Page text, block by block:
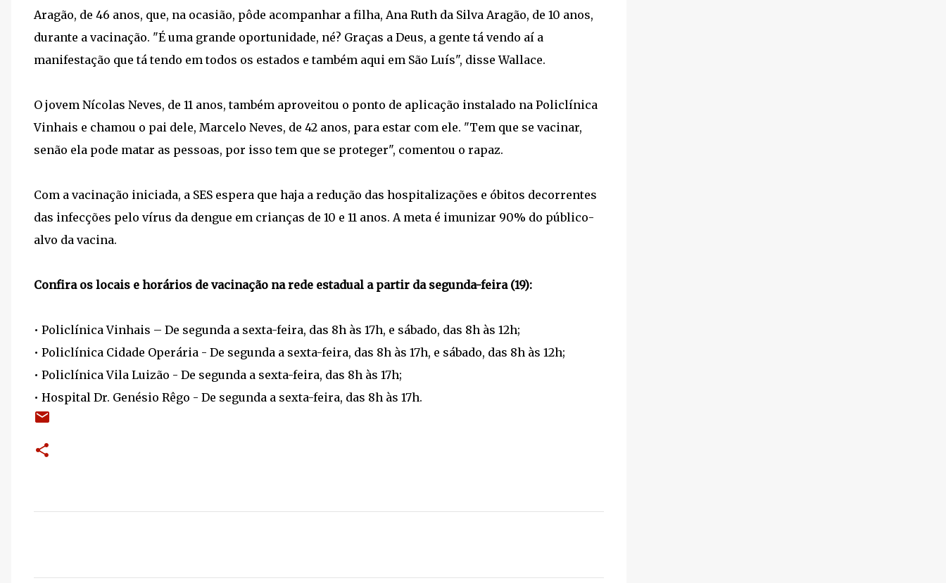
Aragão, de 46 anos, que, na ocasião, pôde acompanhar a filha, Ana Ruth da Silva Aragão, de 10 anos,
durante a vacinação. "É uma grande oportunidade, né? Graças a Deus, a gente tá vendo aí a
manifestação que tá tendo em todos os estados e também aqui em São Luís", disse Wallace.
O jovem Nícolas Neves, de 11 anos, também aproveitou o ponto de aplicação instalado na Policlínica
Vinhais e chamou o pai dele, Marcelo Neves, de 42 anos, para estar com ele. "Tem que se vacinar,
senão ela pode matar as pessoas, por isso tem que se proteger", comentou o rapaz.
Com a vacinação iniciada, a SES espera que haja a redução das hospitalizações e óbitos decorrentes
das infecções pelo vírus da dengue em crianças de 10 e 11 anos. A meta é imunizar 90% do público-
alvo da vacina.
Confira os locais e horários de vacinação na rede estadual a partir da segunda-feira (19):
• Policlínica Vinhais – De segunda a sexta-feira, das 8h às 17h, e sábado, das 8h às 12h;
• Policlínica Cidade Operária - De segunda a sexta-feira, das 8h às 17h, e sábado, das 8h às 12h;
• Policlínica Vila Luizão - De segunda a sexta-feira, das 8h às 17h;
• Hospital Dr. Genésio Rêgo - De segunda a sexta-feira, das 8h às 17h.